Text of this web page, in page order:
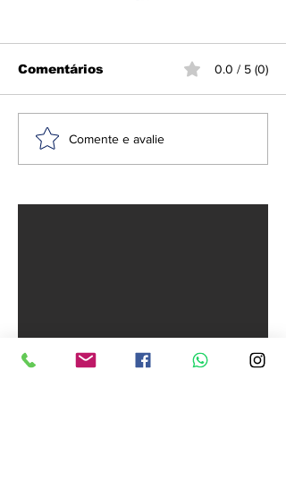
Anvisa proíbe
Comentários 0.0 / 5 (0)
Comente e avalie